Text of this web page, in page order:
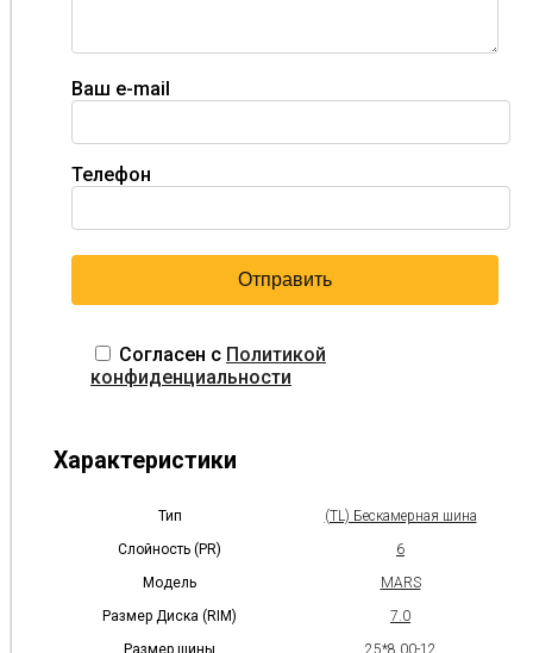
Ваш e-mail
Телефон
Согласен с Политикой
конфиденциальности
Характеристики
Тип
(TL) Бескамерная шина
Слойность (PR)
6
Модель
MARS
Размер Диска (RIM)
7.0